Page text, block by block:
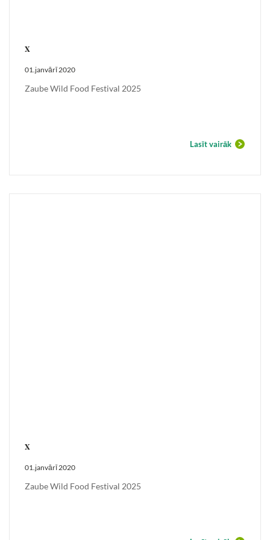
x
01.janvārī 2020
Zaube Wild Food Festival 2025
Lasīt vairāk
x
01.janvārī 2020
Zaube Wild Food Festival 2025